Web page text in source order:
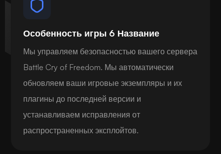
Особенность игры 6 Название
Мы управляем безопасностью вашего сервера
Battle Cry of Freedom. Мы автоматически
обновляем ваши игровые экземпляры и их
плагины до последней версии и
устанавливаем исправления от
распространенных эксплойтов.